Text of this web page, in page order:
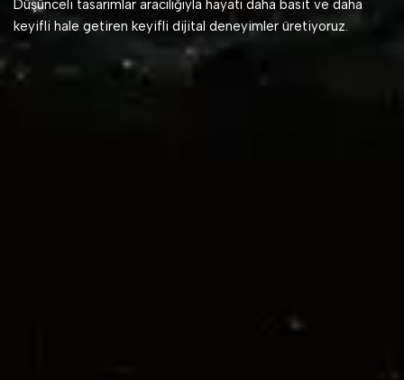
Düşünceli tasarımlar aracılığıyla hayatı daha basit ve daha
keyifli hale getiren keyifli dijital deneyimler üretiyoruz.